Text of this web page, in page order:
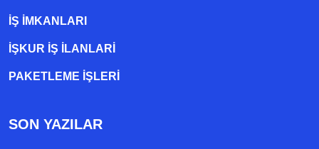
İŞ İMKANLARI
İŞKUR İŞ İLANLARI
PAKETLEME IŞLERI
SON YAZILAR